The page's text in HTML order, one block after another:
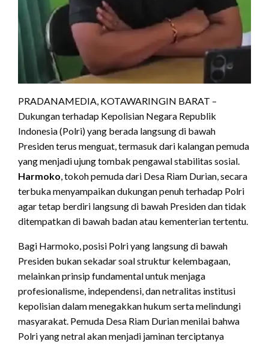
PRADANAMEDIA, KOTAWARINGIN BARAT –
Dukungan terhadap Kepolisian Negara Republik
Indonesia (Polri) yang berada langsung di bawah
Presiden terus menguat, termasuk dari kalangan pemuda
yang menjadi ujung tombak pengawal stabilitas sosial.
Harmoko, tokoh pemuda dari Desa Riam Durian, secara
terbuka menyampaikan dukungan penuh terhadap Polri
agar tetap berdiri langsung di bawah Presiden dan tidak
ditempatkan di bawah badan atau kementerian tertentu.
Bagi Harmoko, posisi Polri yang langsung di bawah
Presiden bukan sekadar soal struktur kelembagaan,
melainkan prinsip fundamental untuk menjaga
profesionalisme, independensi, dan netralitas institusi
kepolisian dalam menegakkan hukum serta melindungi
masyarakat. Pemuda Desa Riam Durian menilai bahwa
Polri yang netral akan menjadi jaminan terciptanya